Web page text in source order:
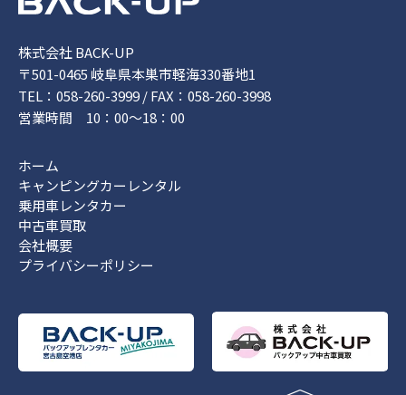
株式会社 BACK-UP
〒501-0465 岐阜県本巣市軽海330番地1
TEL：058-260-3999 / FAX：058-260-3998
営業時間 10：00～18：00
ホーム
キャンピングカーレンタル
乗用車レンタカー
中古車買取
会社概要
プライバシーポリシー